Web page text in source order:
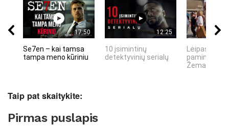
17:50
Se7en – kai tamsa
tampa meno kūriniu
12:25
10 įsimintinų
detektyvinių serialų
Lėipas 13 d.
paminiejuom
Žemaitiu
Taip pat skaitykite:
Pirmas puslapis